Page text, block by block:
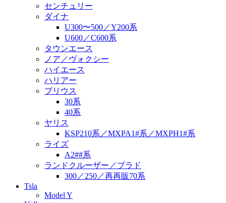
センチュリー
ダイナ
U300〜500／Y200系
U600／C600系
タウンエース
ノア／ヴォクシー
ハイエース
ハリアー
プリウス
30系
40系
ヤリス
KSP210系／MXPA1#系／MXPH1#系
ライズ
A2##系
ランドクルーザー／プラド
300／250／再再販70系
Tsla
Model Y